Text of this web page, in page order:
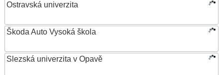
Ostravská univerzita
Škoda Auto Vysoká škola
Slezská univerzita v Opavě